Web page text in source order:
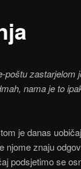
poštu zastarjelom
nama je to
je danas
njome znaju
podsjetimo se